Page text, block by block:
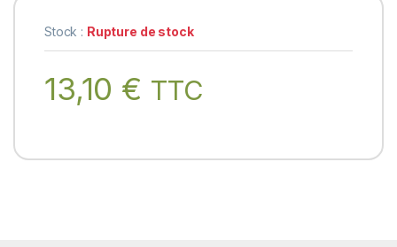
Stock : Rupture de stock
13,10 € TTC